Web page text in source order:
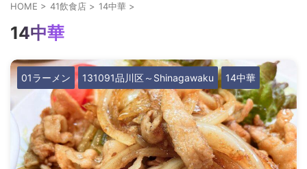
HOME > 41飲食店 > 14中華 >
14中華
01ラーメン 131091品川区～Shinagawaku 14中華